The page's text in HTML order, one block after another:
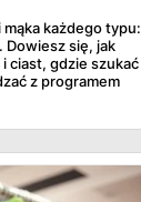
każdego typu:
Dowiesz się, jak
ciast, gdzie szukać
z programem